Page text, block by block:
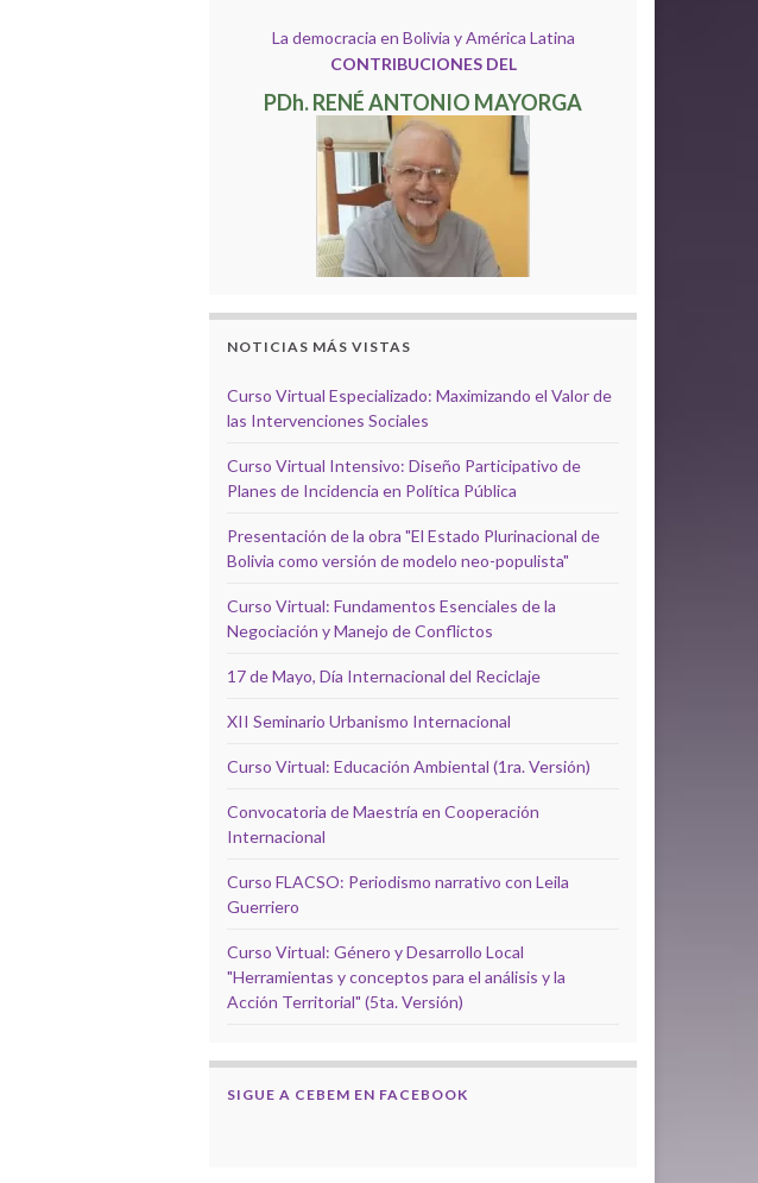
La democracia en Bolivia y América Latina
CONTRIBUCIONES DEL
PDh. RENÉ ANTONIO MAYORGA
NOTICIAS MÁS VISTAS
Curso Virtual Especializado: Maximizando el Valor de
las Intervenciones Sociales
Curso Virtual Intensivo: Diseño Participativo de
Planes de Incidencia en Política Pública
Presentación de la obra "El Estado Plurinacional de
Bolivia como versión de modelo neo-populista"
Curso Virtual: Fundamentos Esenciales de la
Negociación y Manejo de Conflictos
17 de Mayo, Día Internacional del Reciclaje
XII Seminario Urbanismo Internacional
Curso Virtual: Educación Ambiental (1ra. Versión)
Convocatoria de Maestría en Cooperación
Internacional
Curso FLACSO: Periodismo narrativo con Leila
Guerriero
Curso Virtual: Género y Desarrollo Local
"Herramientas y conceptos para el análisis y la
Acción Territorial" (5ta. Versión)
SIGUE A CEBEM EN FACEBOOK